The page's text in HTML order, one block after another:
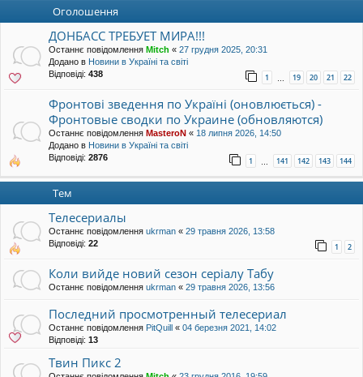
Оголошення
ДОНБАСС ТРЕБУЕТ МИРА!!!
Останнє повідомлення Mitch « 27 грудня 2025, 20:31
Додано в Новини в Україні та світі
Відповіді: 438 1 … 19 20 21 22
Фронтові зведення по Україні (оновлюється) -
Фронтовые сводки по Украине (обновляются)
Останнє повідомлення MasteroN « 18 липня 2026, 14:50
Додано в Новини в Україні та світі
Відповіді: 2876 1 … 141 142 143 144
Тем
Телесериалы
Останнє повідомлення ukrman « 29 травня 2026, 13:58
Відповіді: 22 1 2
Коли вийде новий сезон серіалу Табу
Останнє повідомлення ukrman « 29 травня 2026, 13:56
Последний просмотренный телесериал
Останнє повідомлення PitQuill « 04 березня 2021, 14:02
Відповіді: 13
Твин Пикс 2